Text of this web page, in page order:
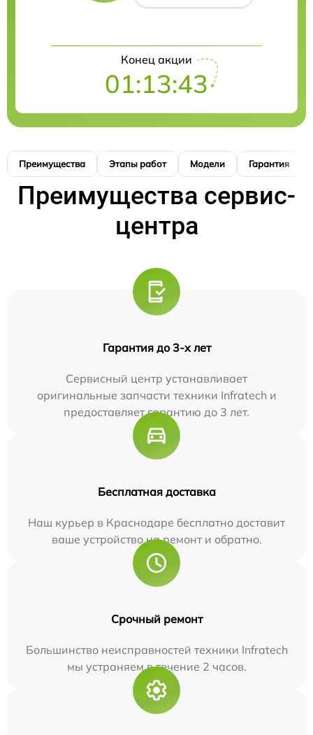
Конец акции
01:13:42
Преимущества Этапы работ Модели Гарантия
Преимущества сервис-
центра
Гарантия до 3-х лет
Сервисный центр устанавливает
оригинальные запчасти техники Infratech и
предоставляет гарантию до 3 лет.
Бесплатная доставка
Наш курьер в Краснодаре бесплатно доставит
ваше устройство на ремонт и обратно.
Срочный ремонт
Большинство неисправностей техники Infratech
мы устраняем в течение 2 часов.